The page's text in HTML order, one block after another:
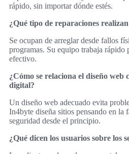
rápido, sin importar dónde estés.
¿Qué tipo de reparaciones
Se ocupan de arreglar desde fallos
programas. Su equipo trabaja rápido
efectivo.
¿Cómo se relaciona el diseño
digital?
Un diseño web adecuado evita
In4byte diseña sitios pensando en la
seguridad desde el principio.
¿Qué dicen los usuarios sobre los